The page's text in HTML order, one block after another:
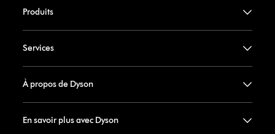
Produits
Services
À propos de Dyson
En savoir plus avec Dyson